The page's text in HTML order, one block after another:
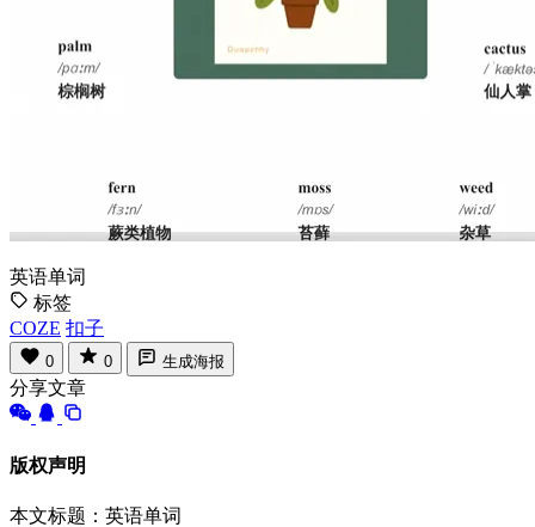
英语单词
标签
COZE 扣子
0 0 生成海报
分享文章
版权声明
本文标题：英语单词